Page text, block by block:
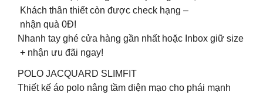
Khách thân thiết còn được check hạng –
nhận quà 0Đ!
Nhanh tay ghé cửa hàng gần nhất hoặc Inbox giữ size
+ nhận ưu đãi ngay!
POLO JACQUARD SLIMFIT
Thiết kế áo polo nâng tầm diện mạo cho phái mạnh